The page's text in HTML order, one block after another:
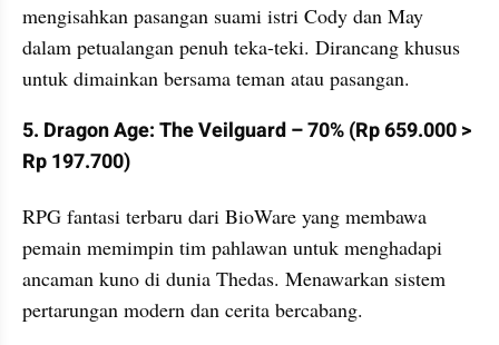
mengisahkan pasangan suami istri Cody dan May
dalam petualangan penuh teka-teki. Dirancang khusus
untuk dimainkan bersama teman atau pasangan.
5. Dragon Age: The Veilguard – 70% (Rp 659.000 >
Rp 197.700)
RPG fantasi terbaru dari BioWare yang membawa
pemain memimpin tim pahlawan untuk menghadapi
ancaman kuno di dunia Thedas. Menawarkan sistem
pertarungan modern dan cerita bercabang.